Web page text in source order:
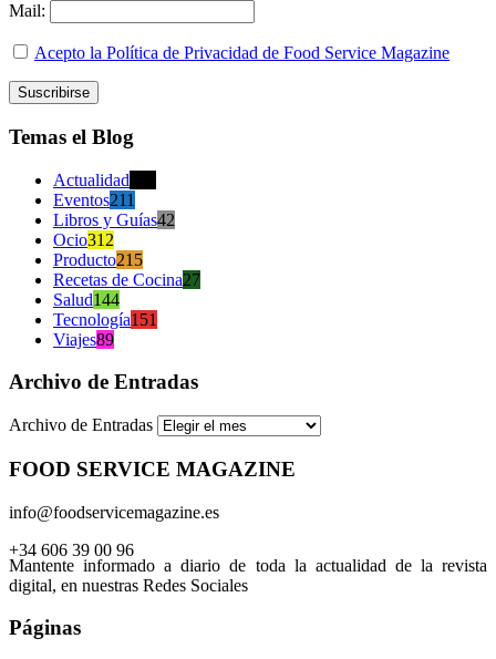
Mail:
Acepto la Política de Privacidad de Food Service Magazine
Temas el Blog
Actualidad
Eventos211
Libros y Guías42
Ocio312
Producto215
Recetas de Cocina27
Salud144
Tecnología151
Viajes89
Archivo de Entradas
Archivo de Entradas
FOOD SERVICE MAGAZINE
info@foodservicemagazine.es
+34 606 39 00 96
Mantente informado a diario de toda la actualidad de la revista
digital, en nuestras Redes Sociales
Páginas